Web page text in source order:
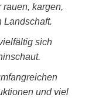
rauen, kargen,
Landschaft.
sich
und viel